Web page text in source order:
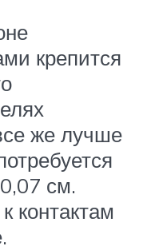
крепится
же лучше
см.
контактам